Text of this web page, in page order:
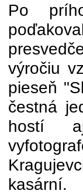
Po
výročiu
pieseň
čestná
hostí
kasární.